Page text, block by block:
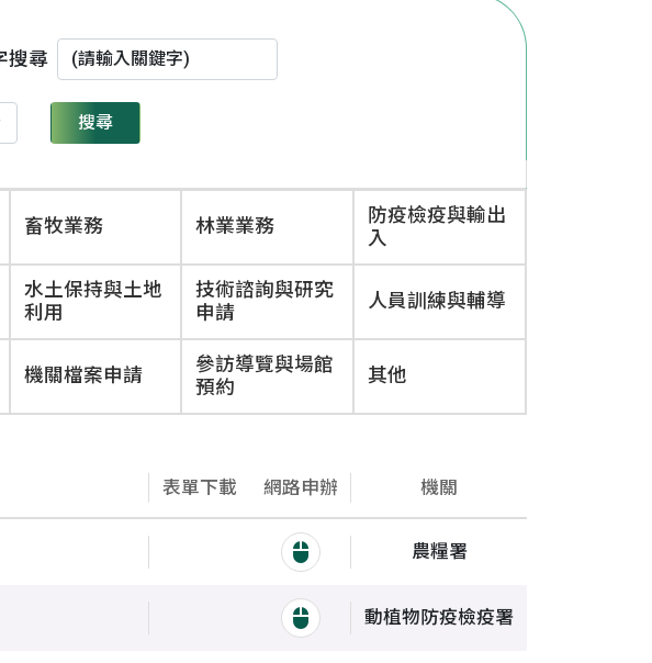
搜尋
搜尋
畜牧業務 林業業務
防疫檢疫與輸出
入
水土保持與土地
利用
技術諮詢與研究
申請
人員訓練與輔導
機關檔案申請
參訪導覽與場館
預約
其他
表單下載 網路申辦 機關
植物品種權公告查詢系統
農糧署
動藥管理e網通整合平台
動植物防疫檢疫署